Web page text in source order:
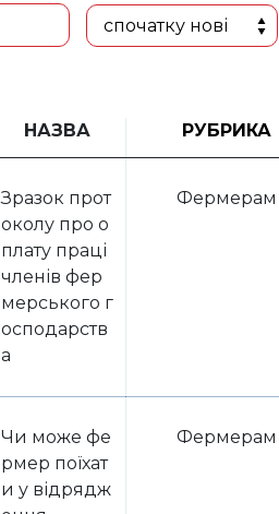
спочатку нові
НАЗВА РУБРИКА
Зразок прот
околу про о
плату праці
членів фер
мерського г
осподарств
а
Фермерам
Чи може фе
рмер поїхат
и у відрядж
Фермерам